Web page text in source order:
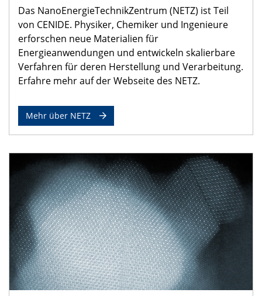
Das NanoEnergieTechnikZentrum (NETZ) ist Teil
von CENIDE. Physiker, Chemiker und Ingenieure
erforschen neue Materialien für
Energieanwendungen und entwickeln skalierbare
Verfahren für deren Herstellung und Verarbeitung.
Erfahre mehr auf der Webseite des NETZ.
Mehr über NETZ